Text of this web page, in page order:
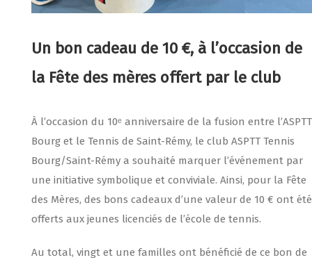
Un bon cadeau de 10 €, à l’occasion de
la Fête des mères offert par le club
À l’occasion du 10ᵉ anniversaire de la fusion entre l’ASPTT
Bourg et le Tennis de Saint-Rémy, le club ASPTT Tennis
Bourg/Saint-Rémy a souhaité marquer l’événement par
une initiative symbolique et conviviale. Ainsi, pour la Fête
des Mères, des bons cadeaux d’une valeur de 10 € ont été
offerts aux jeunes licenciés de l’école de tennis.
Au total, vingt et une familles ont bénéficié de ce bon de